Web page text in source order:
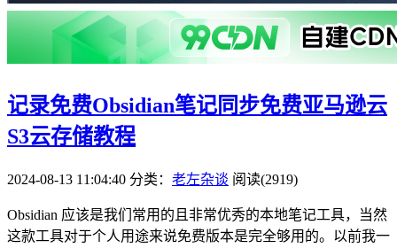
记录免费Obsidian笔记同步免费亚马逊云
S3云存储教程
2024-08-13 11:04:40 分类： 老左杂谈 阅读(2919)
Obsidian 应该是我们常用的且非常优秀的本地笔记工具，当然
这款工具对于个人用途来说免费版本是完全够用的。以前我一